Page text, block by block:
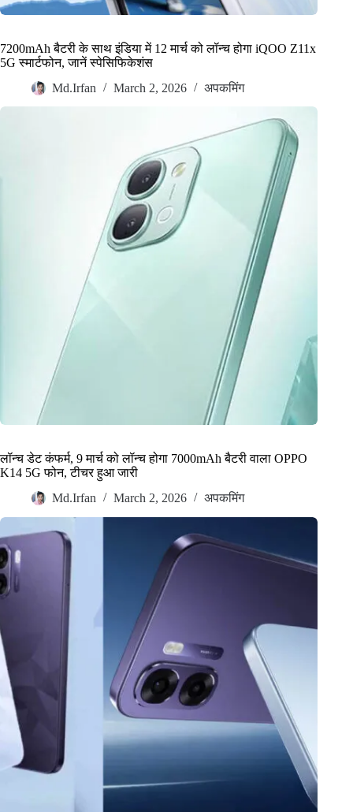
7200mAh बैटरी के साथ इंडिया में 12 मार्च को लॉन्च होगा iQOO Z11x
5G स्मार्टफोन, जानें स्पेसिफिकेशंस
Md.Irfan
March 2, 2026 अपकमिंग
लॉन्च डेट कंफर्म, 9 मार्च को लॉन्च होगा 7000mAh बैटरी वाला OPPO
K14 5G फोन, टीचर हुआ जारी
Md.Irfan
March 2, 2026 अपकमिंग